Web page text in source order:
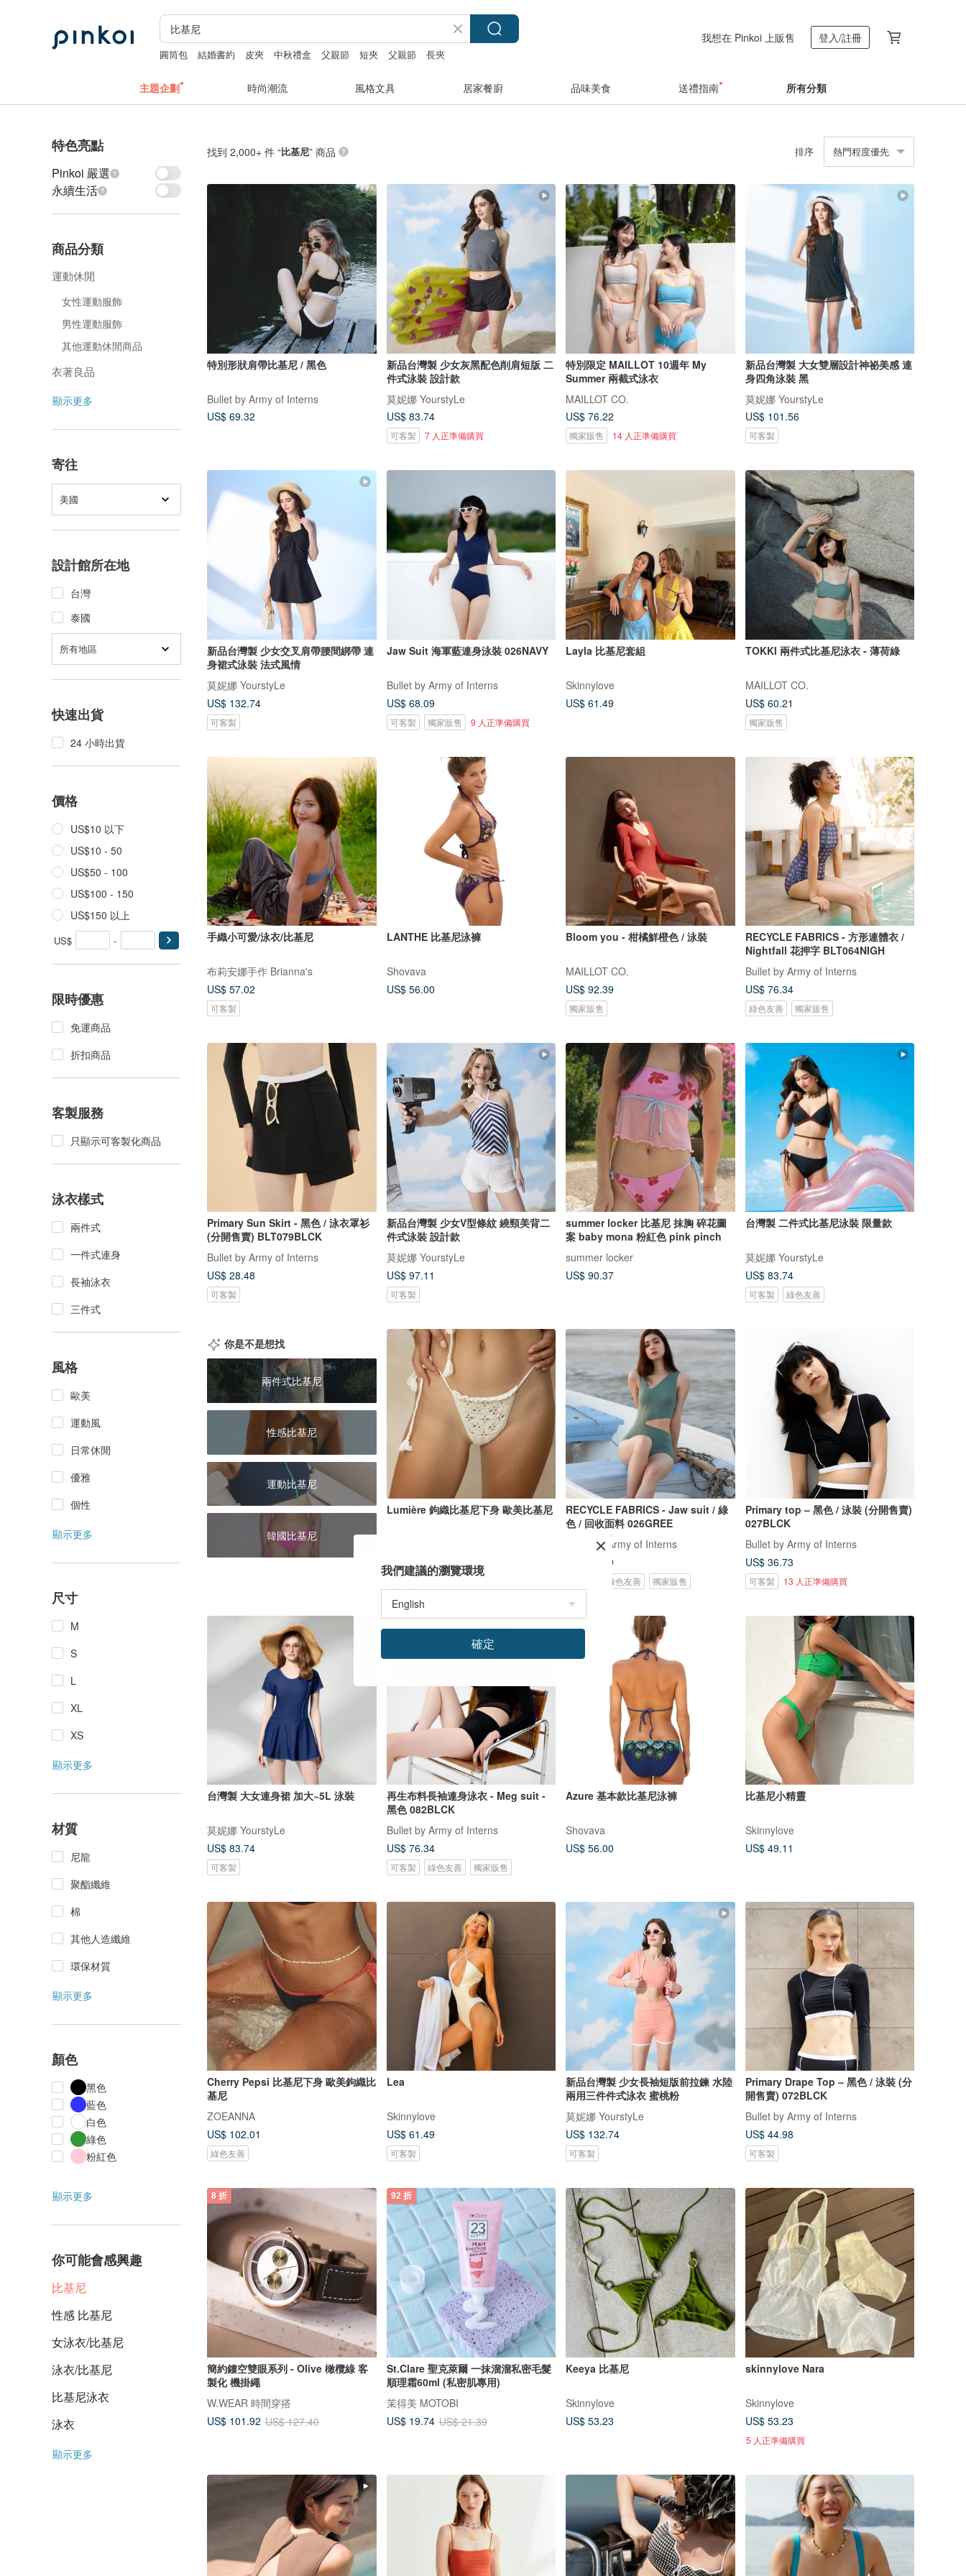
圓筒包 結婚書約 皮夾 中秋禮盒 父親節 短夾 父親節 長夾
我想在 Pinkoi 上販售 登入/註冊
主題企劃 時尚潮流 風格文具 居家餐廚 品味美食 送禮指南 所有分類
特色亮點
Pinkoi 嚴選
永續生活
商品分類
運動休閒
女性運動服飾
男性運動服飾
其他運動休閒商品
衣著良品
顯示更多
寄往
美國
設計館所在地
台灣
泰國
所有地區
快速出貨
24 小時出貨
價格
US$10 以下
US$10 - 50
US$50 - 100
US$100 - 150
US$150 以上
US$ -
限時優惠
免運商品
折扣商品
客製服務
只顯示可客製化商品
泳衣樣式
兩件式
一件式連身
長袖泳衣
三件式
風格
歐美
運動風
日常休閒
優雅
個性
顯示更多
尺寸
M
S
L
XL
XS
顯示更多
材質
尼龍
聚酯纖維
棉
其他人造纖維
環保材質
顯示更多
顏色
黑色
藍色
白色
綠色
粉紅色
顯示更多
你可能會感興趣
比基尼
性感 比基尼
女泳衣/比基尼
泳衣/比基尼
比基尼泳衣
泳衣
顯示更多
找到 2,000+ 件 “比基尼” 商品 排序 熱門程度優先
特別形狀肩帶比基尼 / 黑色
Bullet by Army of Interns
US$ 69.32
新品台灣製 少女灰黑配色削肩短版 二
件式泳裝 設計款
莫妮娜 YourstyLe
US$ 83.74
可客製 7 人正準備購買
特別限定 MAILLOT 10週年 My
Summer 兩截式泳衣
MAILLOT CO.
US$ 76.22
獨家販售 14 人正準備購買
新品台灣製 大女雙層設計神祕美感 連
身四角泳裝 黑
莫妮娜 YourstyLe
US$ 101.56
可客製
新品台灣製 少女交叉肩帶腰間綁帶 連
身裙式泳裝 法式風情
莫妮娜 YourstyLe
US$ 132.74
可客製
Jaw Suit 海軍藍連身泳裝 026NAVY
Bullet by Army of Interns
US$ 68.09
可客製 獨家販售 9 人正準備購買
Layla 比基尼套組
Skinnylove
US$ 61.49
TOKKI 兩件式比基尼泳衣 - 薄荷綠
MAILLOT CO.
US$ 60.21
獨家販售
手織小可愛/泳衣/比基尼
布莉安娜手作 Brianna's
US$ 57.02
可客製
LANTHE 比基尼泳褲
Shovava
US$ 56.00
Bloom you - 柑橘鮮橙色 / 泳裝
MAILLOT CO.
US$ 92.39
獨家販售
RECYCLE FABRICS - 方形連體衣 /
Nightfall 花押字 BLT064NIGH
Bullet by Army of Interns
US$ 76.34
綠色友善 獨家販售
Primary Sun Skirt - 黑色 / 泳衣罩衫
(分開售賣) BLT079BLCK
Bullet by Army of Interns
US$ 28.48
可客製
新品台灣製 少女V型條紋 繞頸美背二
件式泳裝 設計款
莫妮娜 YourstyLe
US$ 97.11
可客製
summer locker 比基尼 抹胸 碎花圖
案 baby mona 粉紅色 pink pinch
summer locker
US$ 90.37
台灣製 二件式比基尼泳裝 限量款
莫妮娜 YourstyLe
US$ 83.74
可客製 綠色友善
你是不是想找
兩件式比基尼
性感比基尼
運動比基尼
韓國比基尼
Lumière 鉤織比基尼下身 歐美比基尼
US$ 108.69
綠色友善
RECYCLE FABRICS - Jaw suit / 綠
色 / 回收面料 026GREE
Bullet by Army of Interns
US$ 68.09
綠色友善 獨家販售
Primary top – 黑色 / 泳裝 (分開售賣)
027BLCK
Bullet by Army of Interns
US$ 36.73
可客製 13 人正準備購買
台灣製 大女連身裙 加大~5L 泳裝
莫妮娜 YourstyLe
US$ 83.74
可客製
再生布料長袖連身泳衣 - Meg suit -
黑色 082BLCK
Bullet by Army of Interns
US$ 76.34
可客製 綠色友善 獨家販售
Azure 基本款比基尼泳褲
Shovava
US$ 56.00
比基尼小精靈
Skinnylove
US$ 49.11
Cherry Pepsi 比基尼下身 歐美鉤織比
基尼
ZOEANNA
US$ 102.01
綠色友善
Lea
Skinnylove
US$ 61.49
可客製
新品台灣製 少女長袖短版前拉鍊 水陸
兩用三件件式泳衣 蜜桃粉
莫妮娜 YourstyLe
US$ 132.74
可客製
Primary Drape Top – 黑色 / 泳裝 (分
開售賣) 072BLCK
Bullet by Army of Interns
US$ 44.98
可客製
8 折
簡約鏤空雙眼系列 - Olive 橄欖綠 客
製化 機掛繩
W.WEAR 時間穿搭
US$ 101.92 US$ 127.40
92 折
St.Clare 聖克萊爾 一抹溜溜私密毛髮
順理霜60ml (私密肌專用)
茉得美 MOTOBI
US$ 19.74 US$ 21.39
Keeya 比基尼
Skinnylove
US$ 53.23
skinnylove Nara
Skinnylove
US$ 53.23
5 人正準備購買
我們建議的瀏覽環境
確定